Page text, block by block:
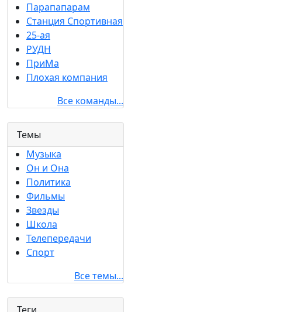
Парапапарам
Станция Спортивная
25-ая
РУДН
ПриМа
Плохая компания
Все команды...
Темы
Музыка
Он и Она
Политика
Фильмы
Звезды
Школа
Телепередачи
Спорт
Все темы...